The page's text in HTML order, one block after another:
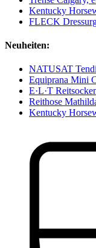
Kentucky
FLECK
Neuheiten:
NATUSAT
Equiprana Mini
E·L·T
Reithose
Kentucky